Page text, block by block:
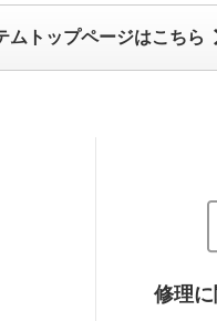
ムトップページはこちら
修理